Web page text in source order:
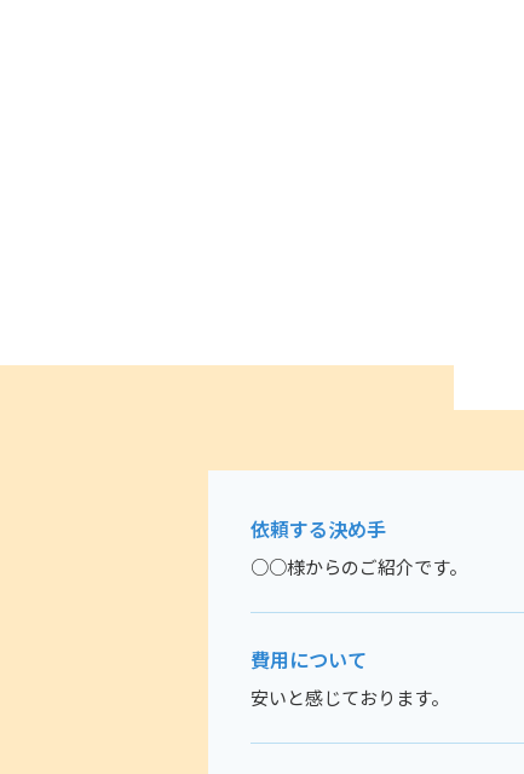
依頼する決め手
○○様からのご紹介です。
費用について
安いと感じております。